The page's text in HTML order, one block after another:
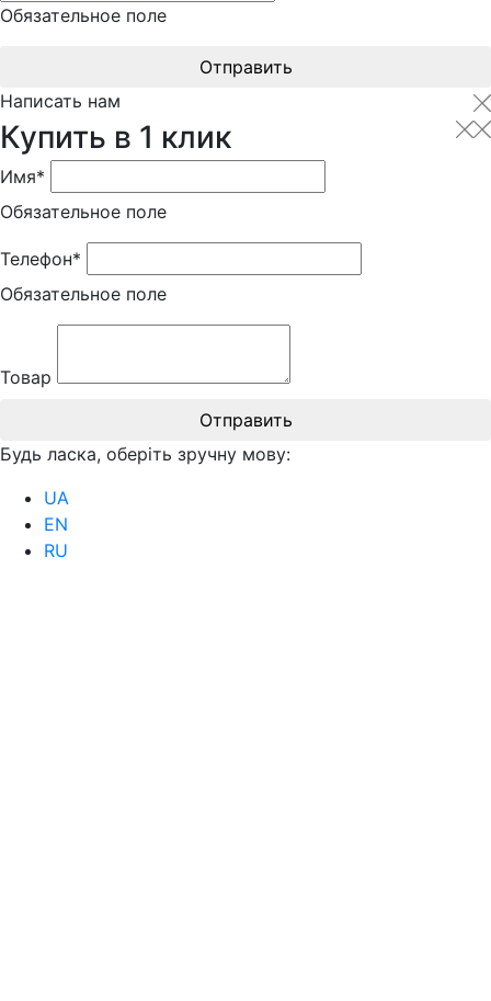
Обязательное поле
Отправить
Написать нам
Купить в 1 клик
Имя*
Обязательное поле
Телефон*
Обязательное поле
Товар
Отправить
Будь ласка, оберіть зручну мову:
UA
EN
RU